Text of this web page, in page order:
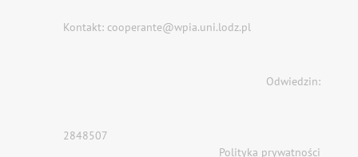
Kontakt: cooperante@wpia.uni.lodz.pl
Odwiedzin:
2848507
Polityka prywatności